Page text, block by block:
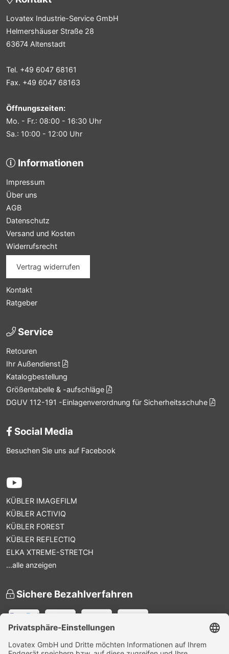
Lovatex Industrie-Service GmbH
Helmershäuser Straße 28
63674 Altenstadt
Tel. +49 6047 68161
Fax. +49 6047 68163
Öffnungszeiten:
Mo. - Fr.: 08:00 - 16:30 Uhr
Sa.: 10:00 - 12:00 Uhr
Informationen
Impressum
Über uns
AGB
Datenschutz
Versand und Kosten
Widerrufsrecht
Vertrag widerrufen
Kontakt
Ratgeber
Service
Retouren
Ihr Außendienst
Katalogbestellung
Größentabelle & -aufschläge
DGUV 112-191 -Einlagenverordnung für Sicherheitsschuhe
Social Media
Besuchen Sie uns auf Facebook
KÜBLER IMAGEFILM
KÜBLER ACTIVIQ
KÜBLER FOREST
KÜBLER REFLECTIQ
ELKA XTREME-STRETCH
...alle anzeigen
Sichere Bezahlverfahren